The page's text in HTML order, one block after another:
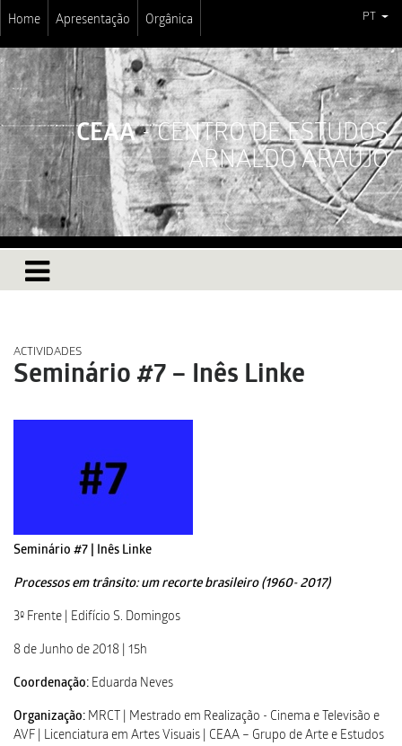
Home Apresentação Orgânica PT
CEAA- CENTRO DE ESTUDOS
ARNALDO ARAÚJO
ACTIVIDADES
Seminário #7 – Inês Linke
Seminário #7 | Inês Linke
Processos em trânsito: um recorte brasileiro (1960- 2017)
3º Frente | Edifício S. Domingos
8 de Junho de 2018 | 15h
Coordenação: Eduarda Neves
Organização: MRCT | Mestrado em Realização - Cinema e Televisão e
AVF | Licenciatura em Artes Visuais | CEAA – Grupo de Arte e Estudos